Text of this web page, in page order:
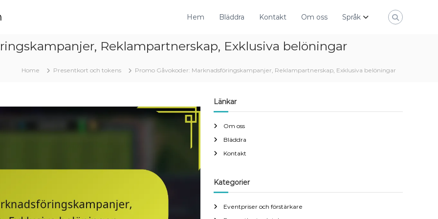
Hem Bläddra Kontakt Om oss Språk
Reklampartnerskap, Exklusiva belöningar
Home Presentkort och tokens Promo Gåvokoder: Marknadsföringskampanjer, Reklampartnerskap, Exklusiva belöningar
Länkar
Om oss
Bläddra
Kontakt
Kategorier
Eventpriser och förstärkare